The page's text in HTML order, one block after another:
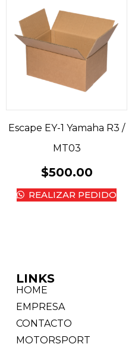
Escape EY-1 Yamaha R3 /
MT03
$500.00
REALIZAR PEDIDO
LINKS
HOME
EMPRESA
CONTACTO
MOTORSPORT